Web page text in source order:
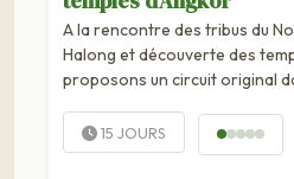
A la rencontre des tribus du
Halong et découverte des
proposons un circuit original
divers ethnies minoritaires
15 JOURS